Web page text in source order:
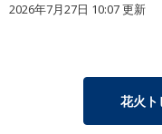
2026年7月27日 10:07 更新
花火ト